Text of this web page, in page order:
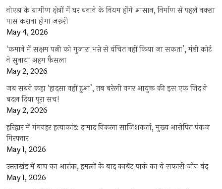
नोएडा के ग्रामीण क्षेत्रों में घर बनाने के नियम होंगे आसान, निर्माण से पहले नक्शा
पास कराना होगा जरूरी
May 4, 2026
‘कमाने में सक्षम पत्नी को गुजारा भत्ते से वंचित नहीं किया जा सकता’, मंडी कोर्ट
ने सुनाया अहम फैसला
May 2, 2026
जब सबने कहा ‘हादसा नहीं हुआ’, तब बरेली नगर आयुक्त की इस एक जिद ने
बदल दिया पूरा सच!
May 2, 2026
हरिद्वार में गंगनहर हत्याकांड: दामाद निकला साजिशकर्ता, मुख्य आरोपित पंकज
गिरफ्तार
May 1, 2026
उत्तराखंड में बाघ का आतंक, हमलों के बाद कार्बेट पार्क का ये सफारी जोन बंद
May 1, 2026